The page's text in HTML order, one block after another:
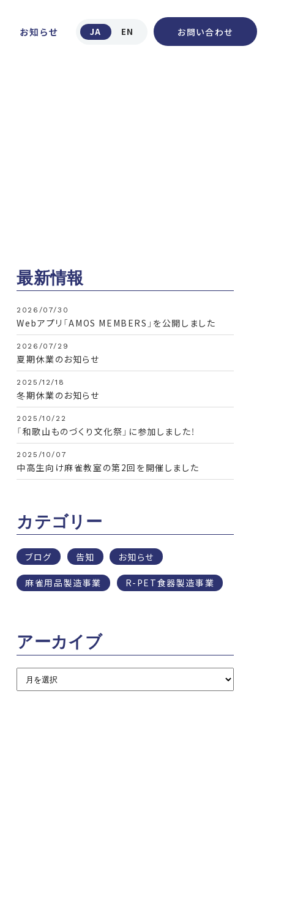
お知らせ EN
JA お問い合わせ
最新情報
2026/07/30
Webアプリ「AMOS MEMBERS」を公開しました
2026/07/29
夏期休業のお知らせ
2025/12/18
冬期休業のお知らせ
2025/10/22
「和歌山ものづくり文化祭」に参加しました！
2025/10/07
中高生向け麻雀教室の第2回を開催しました
カテゴリー
ブログ 告知 お知らせ
麻雀用品製造事業 R-PET食器製造事業
アーカイブ